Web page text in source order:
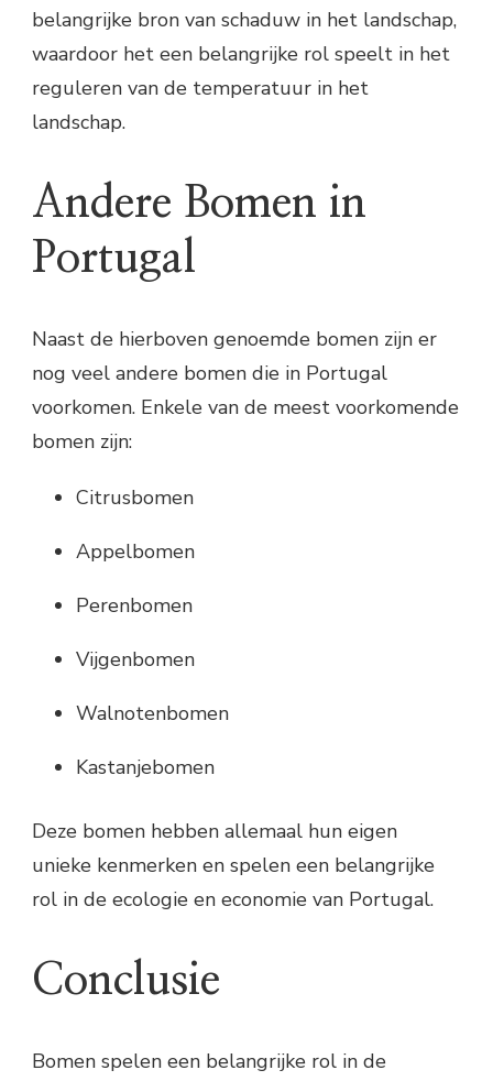
belangrijke bron van schaduw in het landschap,
waardoor het een belangrijke rol speelt in het
reguleren van de temperatuur in het
landschap.
Andere Bomen in
Portugal
Naast de hierboven genoemde bomen zijn er
nog veel andere bomen die in Portugal
voorkomen. Enkele van de meest voorkomende
bomen zijn:
Citrusbomen
Appelbomen
Perenbomen
Vijgenbomen
Walnotenbomen
Kastanjebomen
Deze bomen hebben allemaal hun eigen
unieke kenmerken en spelen een belangrijke
rol in de ecologie en economie van Portugal.
Conclusie
Bomen spelen een belangrijke rol in de